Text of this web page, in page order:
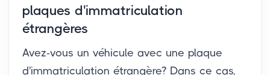
plaques d'immatriculation
étrangères
Avez-vous un véhicule avec une plaque
d'immatriculation étrangère? Dans ce cas,